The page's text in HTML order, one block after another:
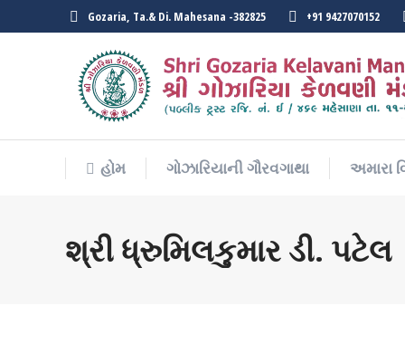
Gozaria, Ta.& Di. Mahesana -382825 +91 9427070152
હોમ ગોઝારિયાની ગૌરવગાથા અમારા
શ્રી ધ્રુમિલકુમાર ડી. પટેલ
હોમ ગોઝારિયાની ગૌરવગાથા અમારા